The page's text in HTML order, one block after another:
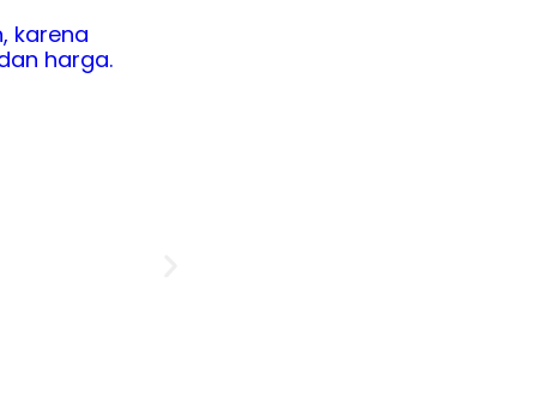
karena
harga.